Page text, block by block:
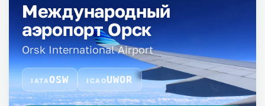
Международный
аэропорт Орск
Orsk International Airport
IATAOSW ICAOUWOR